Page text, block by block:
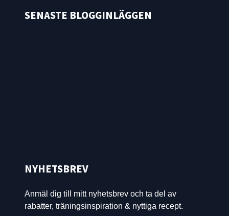
SENASTE BLOGGINLÄGGEN
NYHETSBREV
Anmäl dig till mitt nyhetsbrev och ta del av
rabatter, träningsinspiration & nyttiga recept.